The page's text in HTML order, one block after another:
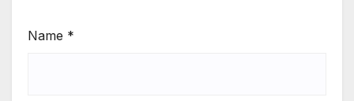
Name *